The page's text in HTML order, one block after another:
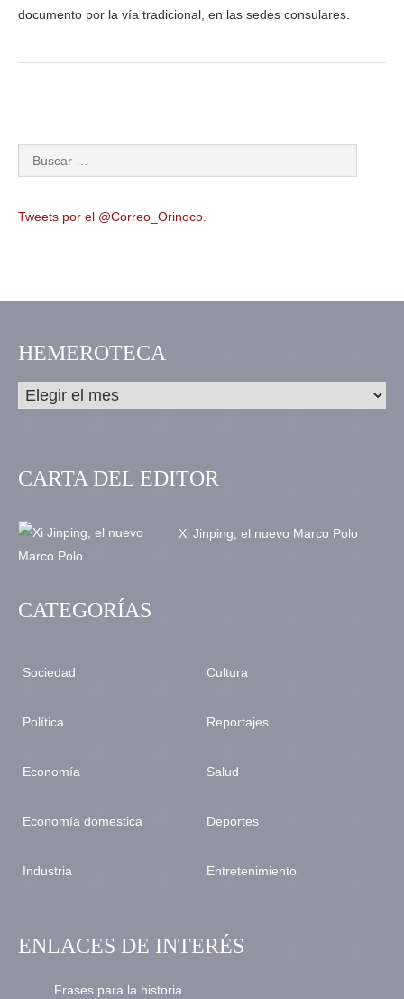
documento por la vía tradicional, en las sedes consulares.
Tweets por el @Correo_Orinoco.
HEMEROTECA
CARTA DEL EDITOR
Xi Jinping, el nuevo Marco Polo
CATEGORÍAS
Sociedad
Política
Economía
Economía domestica
Industria
Cultura
Reportajes
Salud
Deportes
Entretenimiento
ENLACES DE INTERÉS
Frases para la historia